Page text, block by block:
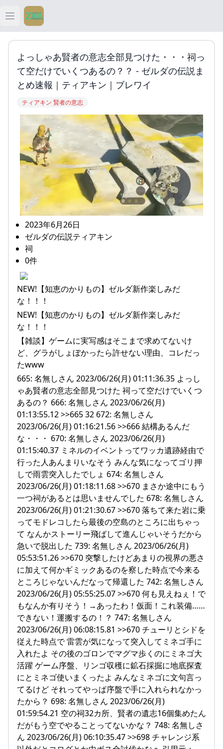
Open main menu
ティアキン
ティアキン 祠
ティアキン 武器
ティアキン 攻略
よっしゃあ賢者の意志全部見つけた・・・祠っ
て空だけでいくつあるの？？ - ゼルダの伝説ま
とめ速報｜ティアキン｜ブレワイ
ティアキン 賢者の意志
2023年6月26日
ゼルダの伝説ティアキン
祠
0件
NEW!【知恵のかりもの】ゼルダ新作楽しみだ
な！！！
NEW!【知恵のかりもの】ゼルダ新作楽しみだ
な！！！
【雑談】ゲームに実写感はそこまで求めてないけ
ど、グラがしょぼかったら許せない理由、コレだっ
たwww
665: 名無しさん 2023/06/26(月) 01:11:36.35 よっし
ゃあ賢者の意志全部見つけた 祠って空だけでいくつ
あるの？ 666: 名無しさん 2023/06/26(月)
01:13:55.12 >>665 32 672: 名無しさん
2023/06/26(月) 01:16:21.56 >>666 結構あるんだ
な・・・ 670: 名無しさん 2023/06/26(月)
01:15:40.37 ミネルのイベントってワッカ遺跡経由で
行った人あんまりいなそう みんな気になってゴリ押
しで雨雲突入したでしょ 674: 名無しさん
2023/06/26(月) 01:18:11.68 >>670 まさか途中にもう
一つ祠があるとは思いませんでした 678: 名無しさん
2023/06/26(月) 01:21:30.67 >>670 落ちて来た岩に乗
ってモドレコしたら最後の空島のところに出ちゃっ
て なんかストーリー飛ばして進んじゃいそうだから
急いで脱出した 739: 名無しさん 2023/06/26(月)
05:53:51.26 >>670 突撃したけどあまりの視界の悪さ
に加えて何かギミックあるのを察した時点で今来る
ところじゃないんだなって帰還した 742: 名無しさん
2023/06/26(月) 05:55:25.07 >>670 何も見えねぇ！で
もなんか有りそう！→あったわ！仮面！これ装備……
できない！運搬するの！？ 747: 名無しさん
2023/06/26(月) 06:08:15.81 >>670 チューリとシドを
従えた時点で 雷雲が気になって突入してミネゴ手に
入れたよ その後のゴロンでマグマ歩くのにミネゴ大
活躍 ゲーム序盤、リンゴ収穫に鉱石採掘に地底探査
にとミネゴ使いまくったよ みんなミネゴに文句言っ
てるけど それってやっぱ序盤で手に入れられなかっ
たから？ 698: 名無しさん 2023/06/26(月)
01:59:54.21 空の祠32カ所、賢者の遺志16個集めたん
だがもう空でやることってないかな？ 748: 名無しさ
ん 2023/06/26(月) 06:10:35.47 >>698 チャレンジ系